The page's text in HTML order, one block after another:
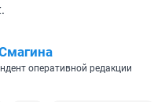
оперативной редакции